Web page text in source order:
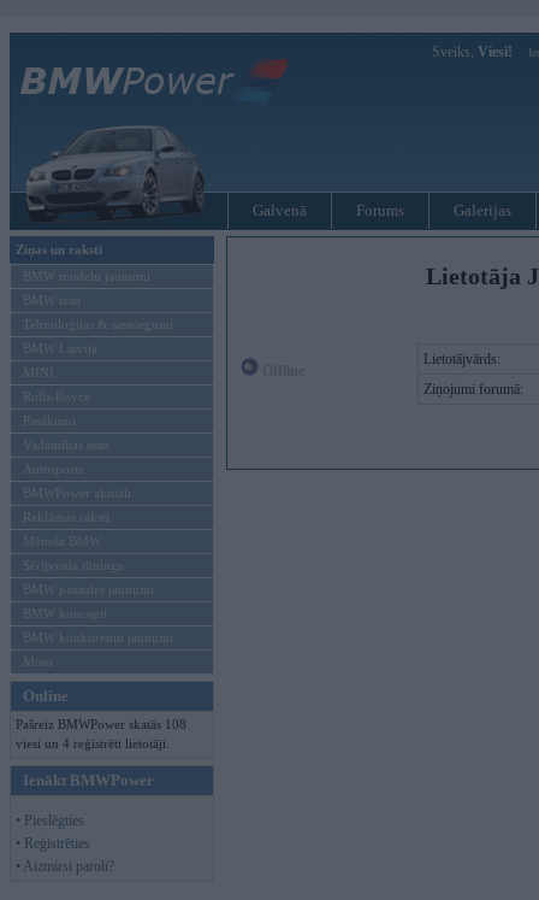
Sveiks, Viesi!
Galvenā Forums Galerijas
Ziņas un raksti
BMW modeļu jaunumi
BMW testi
Tehnoloģijas & sasniegumi
BMW Latvijā
MINI
Rolls-Royce
Pasākumi
Vadāmības tests
Autosports
BMWPower aktuāli
Reklāmas raksti
Mēneša BMW
Sērijveida tūnings
BMW pasaules jaunumi
BMW koncepti
BMW konkurentu jaunumi
Moto
Online
Pašreiz BMWPower skatās 108
viesi un 4 reģistrēti lietotāji.
Ienākt BMWPower
• Pieslēgties
• Reģistrēties
• Aizmirsi paroli?
Lietotāja
Lietotājvārds:
Ziņojumi forumā: